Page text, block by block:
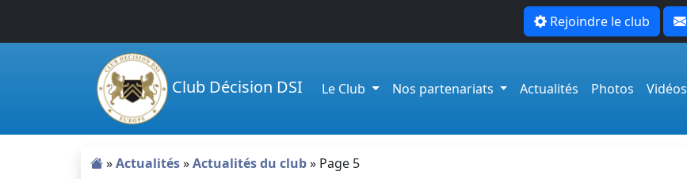
Rejoindre le club
Club Décision DSI Le Club Nos partenariats Actualités Photos Vidéos
»Actualités»Actualités du club» Page 5